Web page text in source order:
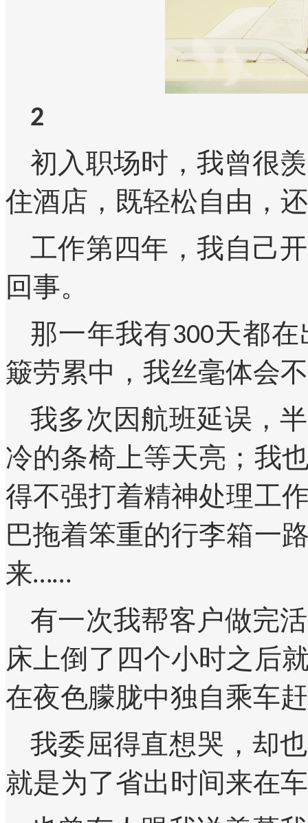
2
初入职场时，我曾很
住酒店，既轻松自由，
工作第四年，我自己
回事。
那一年我有300天都
簸劳累中，我丝毫体会
我多次因航班延误，
冷的条椅上等天亮；我
得不强打着精神处理工
巴拖着笨重的行李箱一
来……
有一次我帮客户做完
床上倒了四个小时之后
在夜色朦胧中独自乘车
我委屈得直想哭，却
就是为了省出时间来在